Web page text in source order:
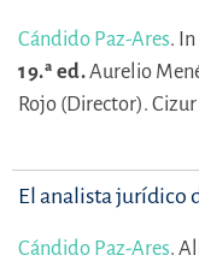
Cándido Paz-Ares. In
19.ª ed.Aurelio
Rojo (Director).
El analista jurídico
Cándido Paz-Ares.